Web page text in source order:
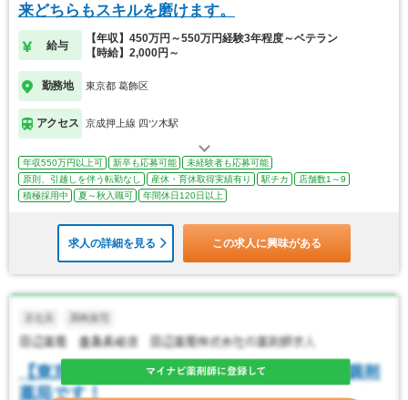
来どちらもスキルを磨けます。
給与
【年収】450万円～550万円経験3年程度～ベテラン
【時給】2,000円～
勤務地 東京都 葛飾区
アクセス 京成押上線 四ツ木駅
年収550万円以上可 新卒も応募可能
未経験者も応募可能
原則、引越しを伴う転勤なし
産休・育休取得実績有り 駅チカ
店舗数1～9
積極採用中
夏～秋入職可 年間休日120日以上
求人の詳細を見る この求人に興味がある